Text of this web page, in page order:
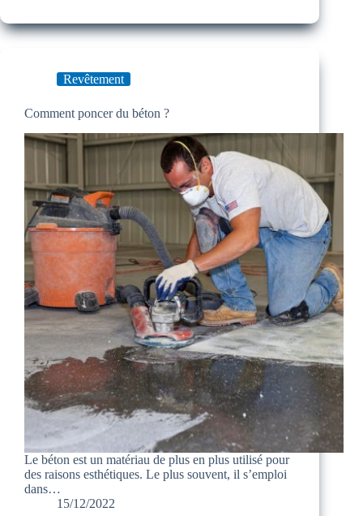
Revêtement
Comment poncer du béton ?
Le béton est un matériau de plus en plus utilisé pour
des raisons esthétiques. Le plus souvent, il s’emploi
dans…
15/12/2022